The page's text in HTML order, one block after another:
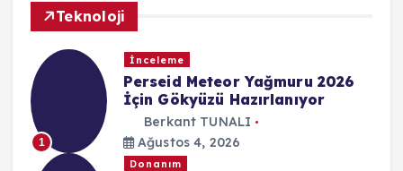
Teknoloji
1
İnceleme
Perseid Meteor Yağmuru 2026
İçin Gökyüzü Hazırlanıyor
Berkant TUNALI
Ağustos 4, 2026
Donanım